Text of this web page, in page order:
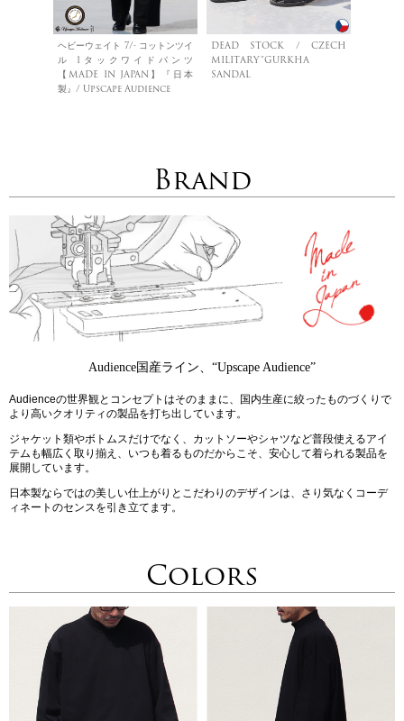
ヘビーウェイト 7/- コットンツイ
ル 1タックワイドパンツ
【MADE IN JAPAN】『日本
製』/ Upscape Audience
DEAD STOCK / CZECH
MILITARY”GURKHA
SANDAL
Brand
Audience国産ライン、“Upscape Audience”
Audienceの世界観とコンセプトはそのままに、国内生産に絞ったものづくりで
より高いクオリティの製品を打ち出しています。
ジャケット類やボトムスだけでなく、カットソーやシャツなど普段使えるアイ
テムも幅広く取り揃え、いつも着るものだからこそ、安心して着られる製品を
展開しています。
日本製ならではの美しい仕上がりとこだわりのデザインは、さり気なくコーデ
ィネートのセンスを引き立てます。
Colors